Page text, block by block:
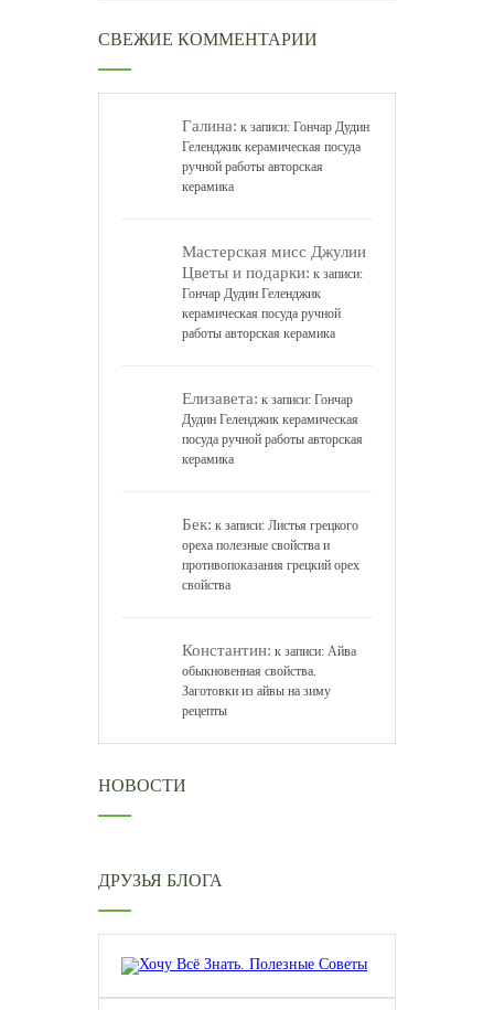
СВЕЖИЕ КОММЕНТАРИИ
Галина: к записи: Гончар Дудин
Геленджик керамическая посуда
ручной работы авторская
керамика
Мастерская мисс Джулии
Цветы и подарки: к записи:
Гончар Дудин Геленджик
керамическая посуда ручной
работы авторская керамика
Елизавета: к записи: Гончар
Дудин Геленджик керамическая
посуда ручной работы авторская
керамика
Бек: к записи: Листья грецкого
ореха полезные свойства и
противопоказания грецкий орех
свойства
Константин: к записи: Айва
обыкновенная свойства.
Заготовки из айвы на зиму
рецепты
НОВОСТИ
ДРУЗЬЯ БЛОГА